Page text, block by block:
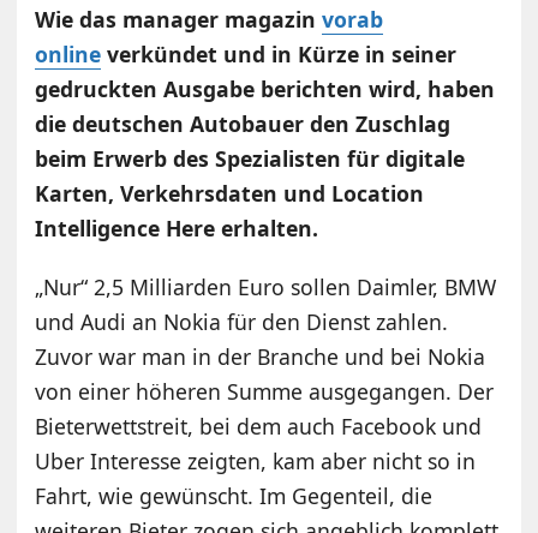
Wie das manager magazinvorab
online verkündet und in Kürze in seiner
gedruckten Ausgabe berichten wird, haben
die deutschen Autobauer den Zuschlag
beim Erwerb des Spezialisten für digitale
Karten, Verkehrsdaten und Location
Intelligence Here erhalten.
„Nur“ 2,5 Milliarden Euro sollen Daimler, BMW
und Audi an Nokia für den Dienst zahlen.
Zuvor war man in der Branche und bei Nokia
von einer höheren Summe ausgegangen. Der
Bieterwettstreit, bei dem auch Facebook und
Uber Interesse zeigten, kam aber nicht so in
Fahrt, wie gewünscht. Im Gegenteil, die